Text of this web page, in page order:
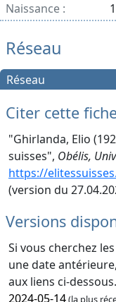
Naissance :
Réseau
Réseau
Citer cette
"Ghirlanda, Elio
suisses", Obélis,
https://
(version du
Versions
Si vous cherchez
une date
aux liens ci-dessous.
2024-05-14(la plus